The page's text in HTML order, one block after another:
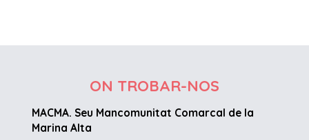
ON TROBAR-NOS
MACMA. Seu Mancomunitat Comarcal de la
Marina Alta